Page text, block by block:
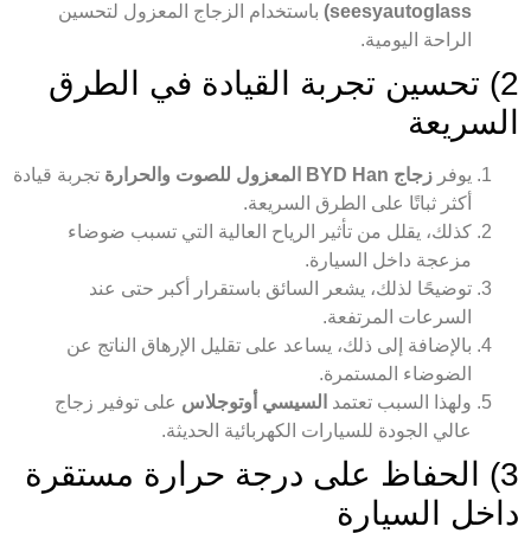
seesyautoglass) باستخدام الزجاج المعزول لتحسين
الراحة اليومية.
2) تحسين تجربة القيادة في الطرق
السريعة
يوفر زجاج BYD Han المعزول للصوت والحرارة
تجربة قيادة
أكثر ثباتًا على الطرق السريعة.
كذلك، يقلل من تأثير الرياح العالية التي تسبب ضوضاء
مزعجة داخل السيارة.
توضيحًا لذلك، يشعر السائق باستقرار أكبر حتى عند
السرعات المرتفعة.
بالإضافة إلى ذلك، يساعد على تقليل الإرهاق الناتج عن
الضوضاء المستمرة.
ولهذا السبب تعتمد السيسي أوتوجلاس على توفير زجاج
عالي الجودة للسيارات الكهربائية الحديثة.
3) الحفاظ على درجة حرارة مستقرة
داخل السيارة